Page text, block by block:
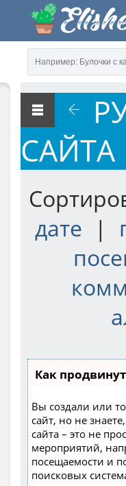
САЙТА
дате
|
Как
Вы создали или
сайт, но не
сайта – это не
мероприятий,
посещаемости и
поисковых